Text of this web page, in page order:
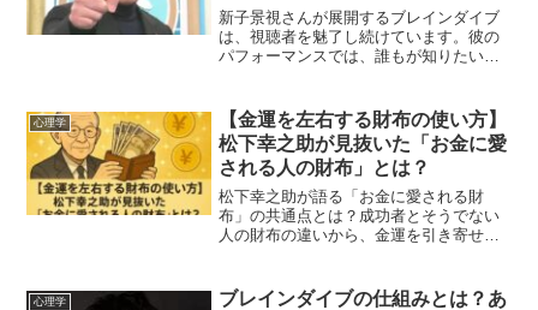
新子景視さんが展開するブレインダイブ
は、視聴者を魅了し続けています。彼の
パフォーマンスでは、誰もが知りたいと
新子さんのマジックの魅力に迫り、その
方法とやらせの可能性につ...
心理学
【金運を左右する財布の使い方】
松下幸之助が見抜いた「お金に愛
される人の財布」とは？
松下幸之助が語る「お金に愛される財
布」の共通点とは？成功者とそうでない
人の財布の違いから、金運を引き寄せる
心理学
ブレインダイブの仕組みとは？あ